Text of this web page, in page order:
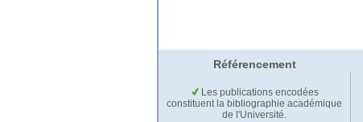
Référencement
Les publications encodées
constituent la bibliographie académique
de l'Université.